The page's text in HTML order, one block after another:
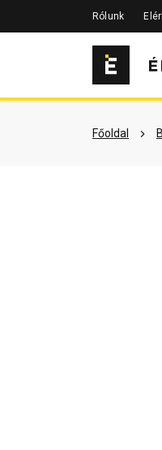
Rólunk
Főoldal